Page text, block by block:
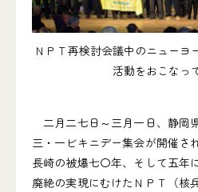
ＮＰＴ再検討会議中のニュー
活動をおこなっ
二月二七日～三月一日、静岡
三・一ビキニデー集会が開催さ
長崎の被爆七〇年、そして五年
廃絶の実現にむけたＮＰＴ（核